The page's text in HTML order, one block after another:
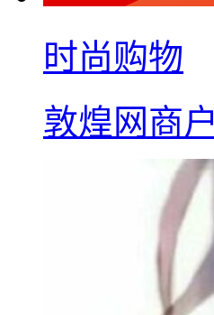
时尚购物
敦煌网商户